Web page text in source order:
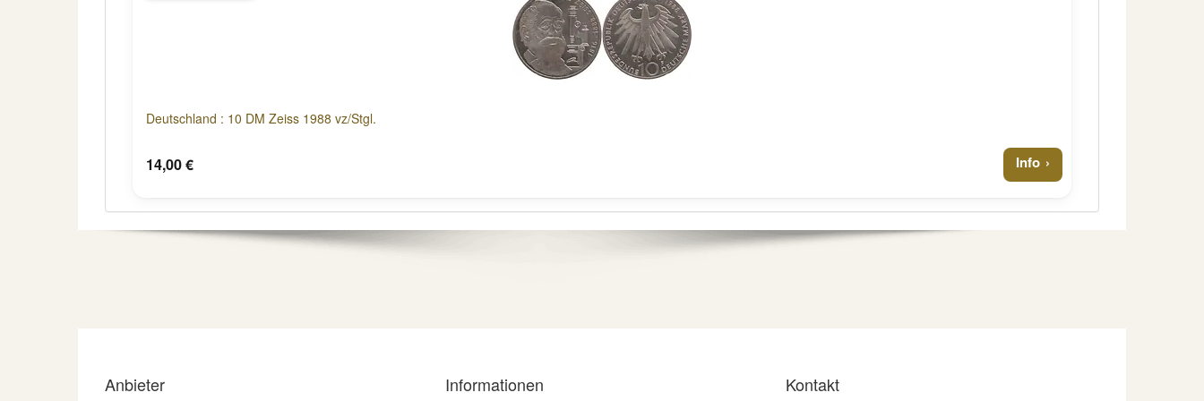
Deutschland : 10 DM Zeiss 1988 vz/Stgl.
14,00 € Info
Anbieter Informationen Kontakt